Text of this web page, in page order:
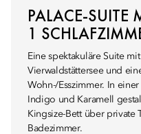
PALACE-SUITE
1
Eine spektakuläre Suite
Vierwaldstättersee und
Wohn-/Esszimmer. In
Indigo und Karamell
Kingsize-Bett über private
Badezimmer.